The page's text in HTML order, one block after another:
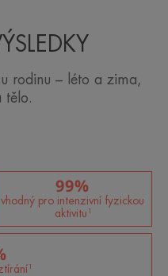
: vytváří neviditelnou
sportovce a ženy, kteří
rodinu – léto a zima,
tělo.
99%
vhodný pro intenzivní fyzickou
aktivitu¹